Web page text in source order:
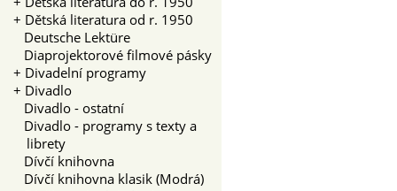
+ Dětská literatura od r. 1950
Deutsche Lektüre
Diaprojektorové filmové pásky
+ Divadelní programy
+ Divadlo
Divadlo - ostatní
Divadlo - programy s texty a
librety
Dívčí knihovna
Dívčí knihovna klasik (Modrá)